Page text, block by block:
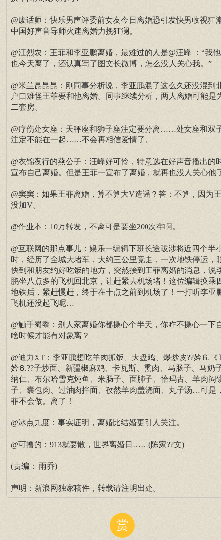
@废话师：快乐男声评委前女友今日离婚恐引发快男收视狂
中国好声音导师火速离婚力挽狂澜。
@江烈农：王菲和李亚鹏离婚，最难过的人是@汪峰 ：“我
也今天离了，还认真写了图文长微博，怎么没人关心我。”
@米兰昆昆昆：刚同事分析说，李亚鹏混了这么久还没混到
户口难怪王菲要和他离婚。同事继续分析，两人离婚可能是
二套房。
@疗伤处女座：天秤座和狮子座注定要分离……处女座和双
注定不能在一起……不会再相信爱情了。
@衣锦夜行的燕公子：汪峰好可怜，特意选在好声音播出的
宣布自己离婚。但是王菲一宣布了离婚，就再也没人关心他
@窦窦：如果王菲离婚，算不算大V造谣？答：不算，因为
没加V。
@作业本：10万转发，不离可是要坐200次牢啊。
@互联网的那点事儿：娱乐一编辑下班长途跋涉将近四个半
时，经历了全城大堵车，大约三公里竞走，一次地铁停运，
快到和朋友约好吃饭的地方，突然接到王菲离婚的消息，说
鹏坐八点多的飞机回北京，让赶紧去机场堵！这位编辑换乘
地铁后，紧赶慢赶，终于在十点之前到机场了！一打听李亚
飞机还没起飞呢…
@触手蜀黍：别人家离婚你都操心个半天，你咋不操心一下
啥时候才能有对象离？
@迪力XT：李亚鹏想吃羊肉抓饭、大盘鸡、爆炒皮??妗⒍《
妗⒍??子炒面、新疆椒麻鸡、卡瓦斯、熏肉、马肠子、马奶
纳仁、布尔哈雪克炖鱼、米肠子、面肺子、恰玛古、羊肉闷
子、囊包肉、过油肉拌面、孜然羊肉盖浇面、丸子汤…可是
菲不会做。离了！
@冰点九度：事实证明，离婚比结婚更引人关注。
@可撸的：913就要散，世界离婚日……(陈家??文)
(责编： 雨乔)
声明：新浪网独家稿件，转载请注明出处。
赏